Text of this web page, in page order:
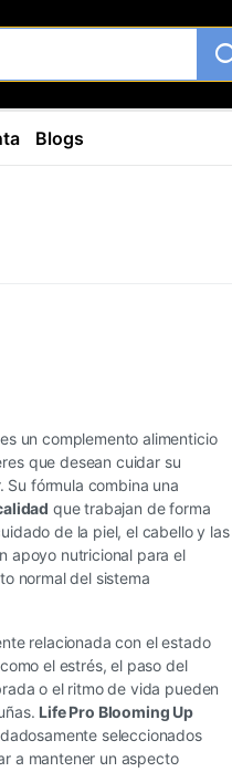
Blogs
es un complemento alimenticio
que desean cuidar su
Su fórmula combina una
que trabajan de forma
de la piel, el cabello y las
apoyo nutricional para el
normal del sistema
relacionada con el estado
el estrés, el paso del
o el ritmo de vida pueden
Life Pro Blooming Up
seleccionados
a mantener un aspecto